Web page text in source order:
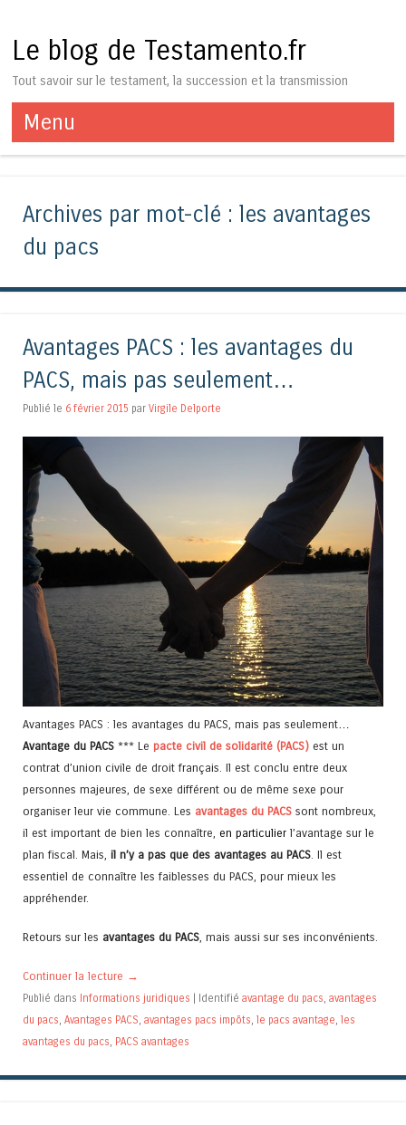
Le blog de Testamento.fr
Tout savoir sur le testament, la succession et la transmission
Menu
Aller au contenu
Archives par mot-clé : les avantages
du pacs
Avantages PACS : les avantages du
PACS, mais pas seulement…
Publié le 6 février 2015 par Virgile Delporte
Avantages PACS : les avantages du PACS, mais pas seulement…
Avantage du PACS *** Le pacte civil de solidarité (PACS) est un
contrat d’union civile de droit français. Il est conclu entre deux
personnes majeures, de sexe différent ou de même sexe pour
organiser leur vie commune. Les avantages du PACS sont nombreux,
il est important de bien les connaître, en particulier l’avantage sur le
plan fiscal. Mais, il n’y a pas que des avantages au PACS . Il est
essentiel de connaître les faiblesses du PACS, pour mieux les
appréhender.
Retours sur les avantages du PACS , mais aussi sur ses inconvénients.
Continuer la lecture →
Publié dans Informations juridiques Identifié avantage du pacs, avantages
du pacs, Avantages PACS, avantages pacs impôts, le pacs avantage, les
avantages du pacs, PACS avantages